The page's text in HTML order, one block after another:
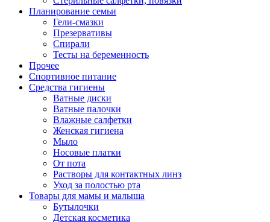
Планирование семьи
Гели-смазки
Презервативы
Спирали
Тесты на беременность
Прочее
Спортивное питание
Средства гигиены
Ватные диски
Ватные палочки
Влажные салфетки
Женская гигиена
Мыло
Носовые платки
От пота
Растворы для контактных линз
Уход за полостью рта
Товары для мамы и малыша
Бутылочки
Детская косметика